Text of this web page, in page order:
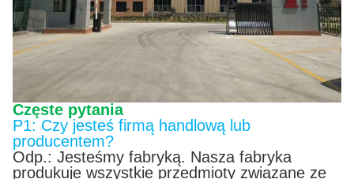
Częste pytania
P1: Czy jesteś firmą handlową lub
producentem?
Odp.: Jesteśmy fabryką. Nasza fabryka
produkuje wszystkie przedmioty związane ze